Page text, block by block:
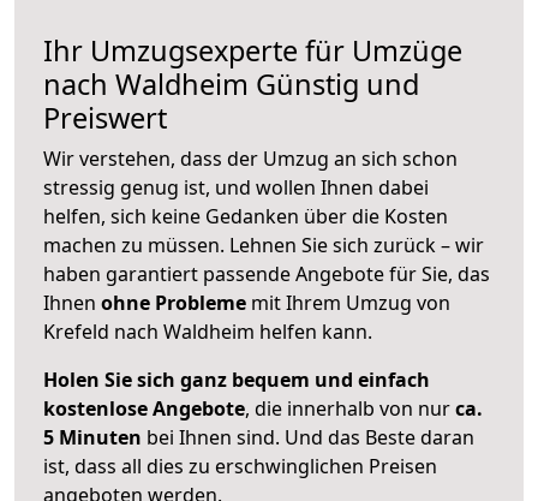
Ihr Umzugsexperte für Umzüge
nach Waldheim Günstig und
Preiswert
Wir verstehen, dass der Umzug an sich schon
stressig genug ist, und wollen Ihnen dabei
helfen, sich keine Gedanken über die Kosten
machen zu müssen. Lehnen Sie sich zurück – wir
haben garantiert passende Angebote für Sie, das
Ihnen ohne Probleme mit Ihrem Umzug von
Krefeld nach Waldheim helfen kann.
Holen Sie sich ganz bequem und einfach
kostenlose Angebote, die innerhalb von nurca.
5 Minuten bei Ihnen sind. Und das Beste daran
ist, dass all dies zu erschwinglichen Preisen
angeboten werden.